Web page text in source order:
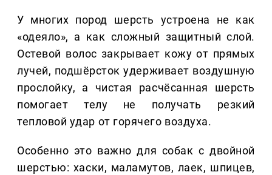
У многих пород шерсть устроена не как
«одеяло», а как сложный защитный слой.
Остевой волос закрывает кожу от прямых
лучей, подшёрсток удерживает воздушную
прослойку, а чистая расчёсанная шерсть
помогает телу не получать резкий
тепловой удар от горячего воздуха.
Особенно это важно для собак с двойной
шерстью: хаски, маламутов, лаек, шпицев,